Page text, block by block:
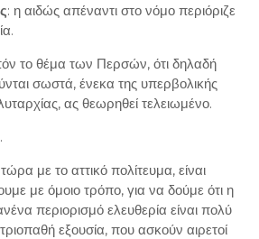
: η αιδώς απέναντι στο νόμο περιόριζε
το θέμα των Περσών, ότι δηλαδή
σωστά, ένεκα της υπερβολικής
ας θεωρηθεί τελειωμένο.
με το αττικό πολίτευμα, είναι
με όμοιο τρόπο, για να δούμε ότι η
περιορισμό ελευθερία είναι πολύ
εξουσία, που ασκούν αιρετοί